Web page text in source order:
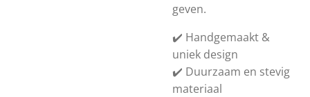
geven.
✔️ Handgemaakt &
uniek design
✔️ Duurzaam en stevig
materiaal